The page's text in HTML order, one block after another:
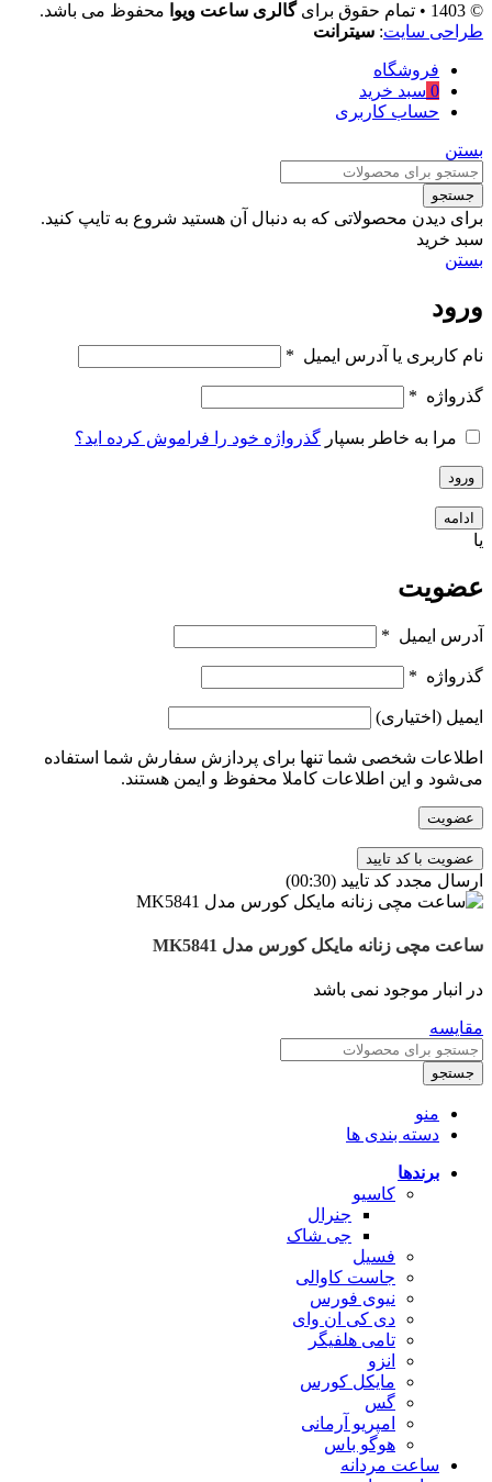
© 1403 • تمام حقوق برای گالری ساعت ویوا محفوظ می باشد.
طراحی سایت: سیترانت
فروشگاه
0 سبد خرید
حساب کاربری
بستن
جستجو
برای دیدن محصولاتی که به دنبال آن هستید شروع به تایپ کنید.
سبد خرید
بستن
ورود
نام کاربری یا آدرس ایمیل *
گذرواژه *
مرا به خاطر بسپار گذرواژه خود را فراموش کرده اید؟
ورود
ادامه
یا
عضویت
آدرس ایمیل *
گذرواژه *
ایمیل (اختیاری)
اطلاعات شخصی شما تنها برای پردازش سفارش شما استفاده
می‌شود و این اطلاعات کاملا محفوظ و ایمن هستند.
عضویت
ارسال مجدد کد تایید (00:
30
)
ساعت مچی زنانه مایکل کورس مدل MK5841
در انبار موجود نمی باشد
مقایسه
جستجو
منو
دسته بندی ها
برندها
کاسیو
جنرال
جی شاک
فسیل
جاست کاوالی
نیوی فورس
دی کی ان وای
تامی هلفیگر
انزو
مایکل کورس
گس
امپریو آرمانی
هوگو باس
ساعت مردانه